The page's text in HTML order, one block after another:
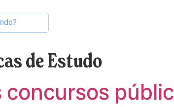
de Estudo
concursos